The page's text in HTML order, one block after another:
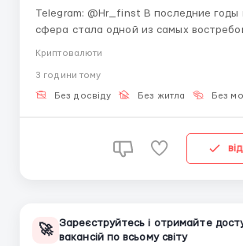
Telegram: @Hr_finst В последние годы крипто-
сфера стала одной из самых
свободе, гибкому графику и
самостоятельно управлять своим
Криптовалюти
3 години тому
Без досвіду Без житла Без
🚀 Зареєструйтесь і отримайте
вакансій по всьому світу